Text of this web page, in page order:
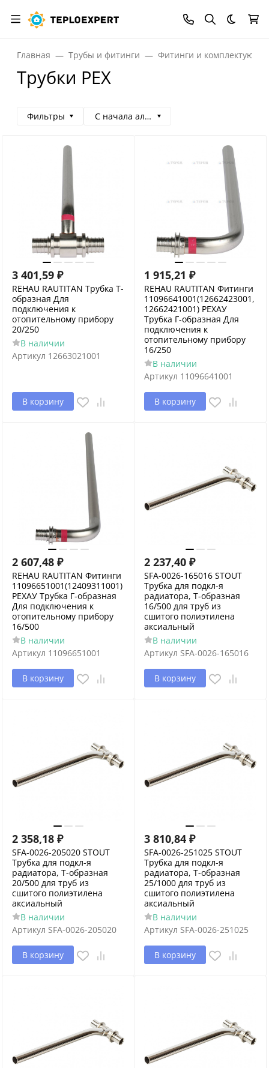
Темная
Главная Трубы и фитинги Фитинги и
Трубки PEX
Фильтры С начала алфавита
3 401,59 ₽
REHAU RAUTITAN Трубка Т-
образная Для
подключения к
отопительному прибору
20/250
В наличии
Артикул 12663021001
В корзину
1 915,21 ₽
REHAU RAUTITAN Фитинги
11096641001(12662423001,
12662421001) РЕХАУ
Трубка Г-образная Для
подключения к
отопительному прибору
16/250
В наличии
Артикул 11096641001
В корзину
2 607,48 ₽
REHAU RAUTITAN Фитинги
11096651001(12409311001)
РЕХАУ Трубка Г-образная
Для подключения к
отопительному прибору
16/500
В наличии
Артикул 11096651001
В корзину
2 237,40 ₽
SFA-0026-165016 STOUT
Трубка для подкл-я
радиатора, Т-образная
16/500 для труб из
сшитого полиэтилена
аксиальный
В наличии
Артикул SFA-0026-165016
В корзину
2 358,18 ₽
SFA-0026-205020 STOUT
Трубка для подкл-я
радиатора, Т-образная
20/500 для труб из
сшитого полиэтилена
аксиальный
В наличии
Артикул SFA-0026-205020
В корзину
3 810,84 ₽
SFA-0026-251025 STOUT
Трубка для подкл-я
радиатора, Т-образная
25/1000 для труб из
сшитого полиэтилена
аксиальный
В наличии
Артикул SFA-0026-251025
В корзину